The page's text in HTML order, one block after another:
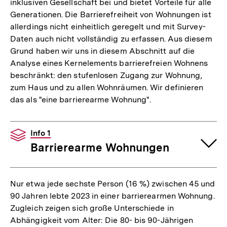
inklusiven Gesellschaft bei und bietet Vorteile für alle
Generationen. Die Barrierefreiheit von Wohnungen ist
allerdings nicht einheitlich geregelt und mit Survey-
Daten auch nicht vollständig zu erfassen. Aus diesem
Grund haben wir uns in diesem Abschnitt auf die
Analyse eines Kernelements barrierefreien Wohnens
beschränkt: den stufenlosen Zugang zur Wohnung,
zum Haus und zu allen Wohnräumen. Wir definieren
das als "eine barrierearme Wohnung".
Info 1
Barrierearme Wohnungen
Nur etwa jede sechste Person (16 %) zwischen 45 und
90 Jahren lebte 2023 in einer barrierearmen Wohnung.
Zugleich zeigen sich große Unterschiede in
Abhängigkeit vom Alter: Die 80- bis 90-Jährigen